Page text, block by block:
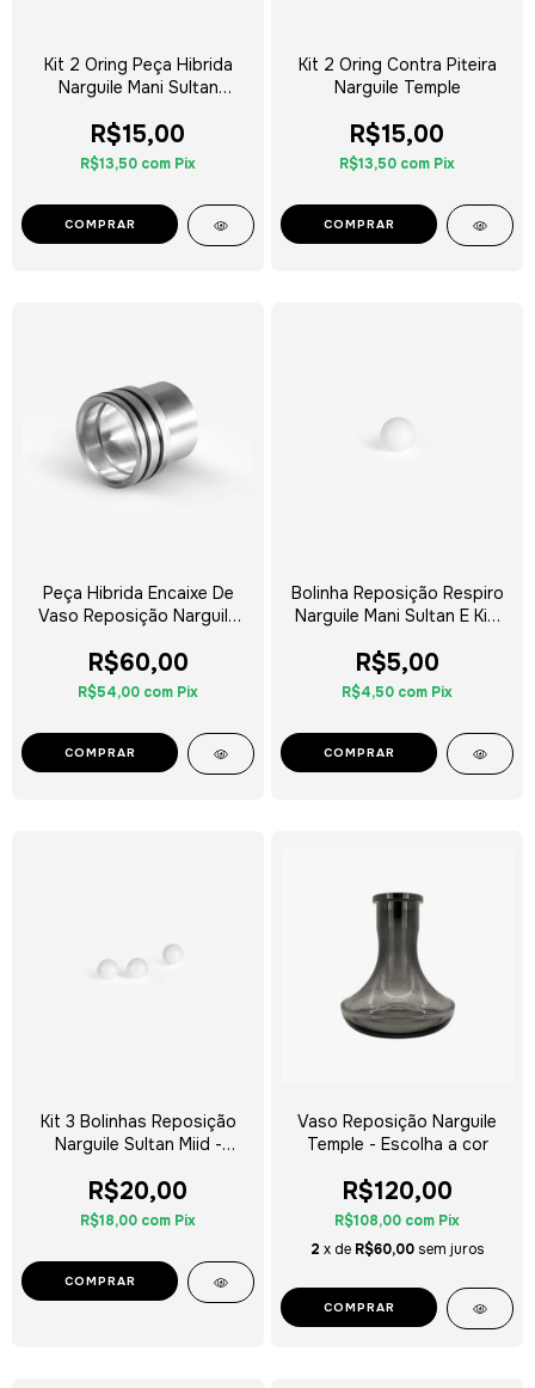
Kit 2 Oring Peça Hibrida
Narguile Mani Sultan
R$15,00
R$13,50 com Pix
Kit 2 Oring Contra Piteira
Narguile Temple
R$15,00
R$13,50 com Pix
COMPRAR
Peça Hibrida Encaixe De
Vaso Reposição Narguile
R$60,00
R$54,00 com Pix
Bolinha Reposição Respiro
Narguile Mani Sultan E Kini
R$5,00
R$4,50 com Pix
Kit 3 Bolinhas Reposição
Narguile Sultan Miid -
R$20,00
R$18,00 com Pix
COMPRAR
Vaso Reposição Narguile
Temple - Escolha a cor
R$120,00
R$108,00 com Pix
2 x de R$60,00 sem juros
COMPRAR